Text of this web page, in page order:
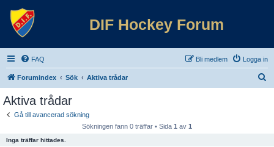
DIF Hockey Forum
FAQ Logga in
Bli medlem
Forumindex Sök Aktiva trådar
Aktiva trådar
Gå till avancerad sökning
Sökningen fann 0 träffar • Sida 1 av 1
Inga träffar hittades.